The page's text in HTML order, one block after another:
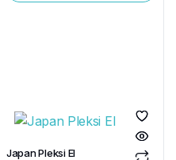
Japan Pleksi El